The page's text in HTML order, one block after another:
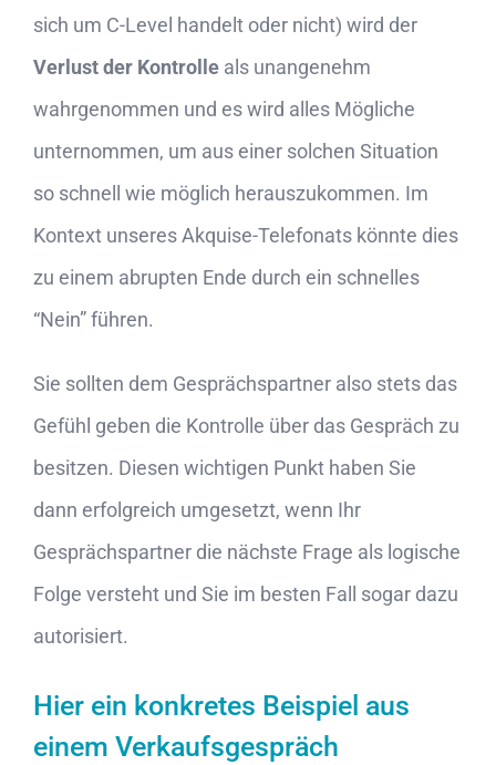
sich um C-Level handelt oder nicht) wird der
Verlust der Kontrolleals unangenehm
wahrgenommen und es wird alles Mögliche
unternommen, um aus einer solchen Situation
so schnell wie möglich herauszukommen. Im
Kontext unseres Akquise-Telefonats könnte dies
zu einem abrupten Ende durch ein schnelles
“Nein” führen.
Sie sollten dem Gesprächspartner also stets das
Gefühl geben die Kontrolle über das Gespräch zu
besitzen. Diesen wichtigen Punkt haben Sie
dann erfolgreich umgesetzt, wenn Ihr
Gesprächspartner die nächste Frage als logische
Folge versteht und Sie im besten Fall sogar dazu
autorisiert.
Hier ein konkretes Beispiel aus
einem Verkaufsgespräch